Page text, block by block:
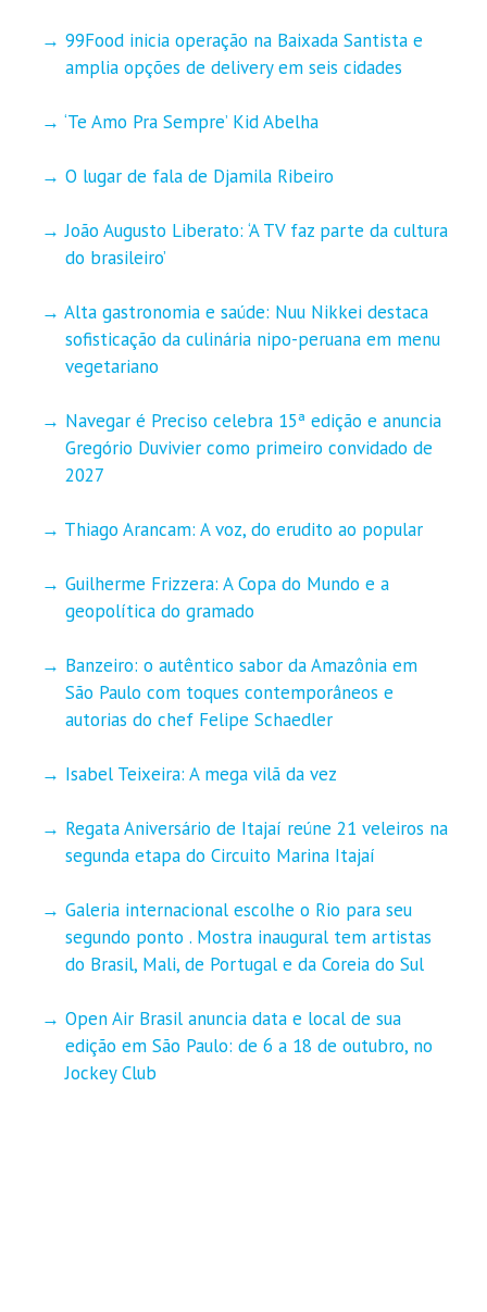
99Food inicia operação na Baixada Santista e
amplia opções de delivery em seis cidades
‘Te Amo Pra Sempre’ Kid Abelha
O lugar de fala de Djamila Ribeiro
João Augusto Liberato: ‘A TV faz parte da cultura
do brasileiro’
Alta gastronomia e saúde: Nuu Nikkei destaca
sofisticação da culinária nipo-peruana em menu
vegetariano
Navegar é Preciso celebra 15ª edição e anuncia
Gregório Duvivier como primeiro convidado de
2027
Thiago Arancam: A voz, do erudito ao popular
Guilherme Frizzera: A Copa do Mundo e a
geopolítica do gramado
Banzeiro: o autêntico sabor da Amazônia em
São Paulo com toques contemporâneos e
autorias do chef Felipe Schaedler
Isabel Teixeira: A mega vilã da vez
Regata Aniversário de Itajaí reúne 21 veleiros na
segunda etapa do Circuito Marina Itajaí
Galeria internacional escolhe o Rio para seu
segundo ponto . Mostra inaugural tem artistas
do Brasil, Mali, de Portugal e da Coreia do Sul
Open Air Brasil anuncia data e local de sua
edição em São Paulo: de 6 a 18 de outubro, no
Jockey Club